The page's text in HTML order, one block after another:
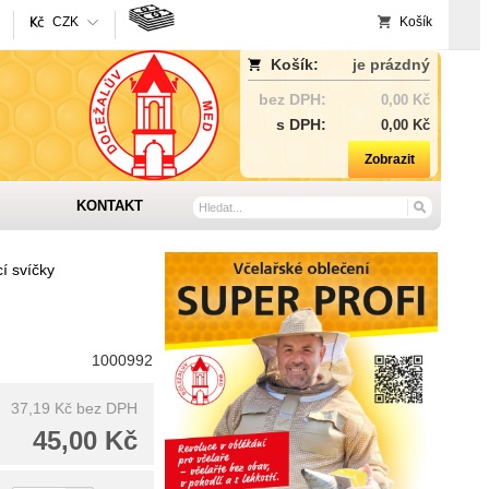
CZK Košík
Košík:
je prázdný
bez DPH:
0,00 Kč
s DPH: 0,00 Kč
Zobrazit
KONTAKT
svíčky
1000992
37,19 Kč bez DPH
45,00 Kč